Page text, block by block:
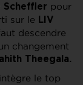
Scheffler pour
sur le
LIV
descendre
changement
Theegala.
le top